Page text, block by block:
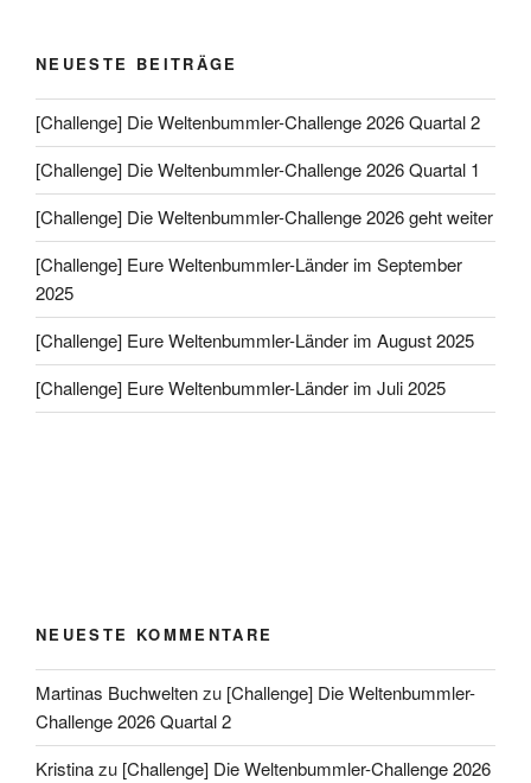
NEUESTE BEITRÄGE
[Challenge] Die Weltenbummler-Challenge 2026 Quartal 2
[Challenge] Die Weltenbummler-Challenge 2026 Quartal 1
[Challenge] Die Weltenbummler-Challenge 2026 geht weiter
[Challenge] Eure Weltenbummler-Länder im September
2025
[Challenge] Eure Weltenbummler-Länder im August 2025
[Challenge] Eure Weltenbummler-Länder im Juli 2025
NEUESTE KOMMENTARE
Martinas Buchweltenzu [Challenge] Die Weltenbummler-
Challenge 2026 Quartal 2
Kristinazu [Challenge] Die Weltenbummler-Challenge 2026